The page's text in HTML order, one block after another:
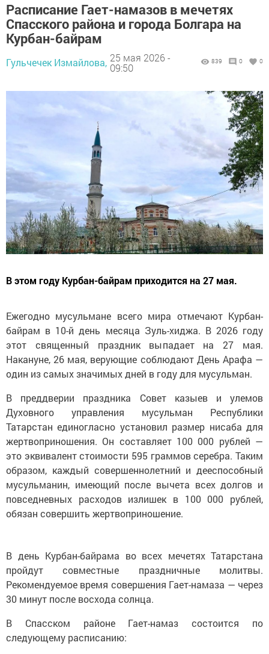
Расписание Гает-намазов в мечетях
Спасского района и города Болгара на
Курбан-байрам
Гульчечек Измайлова, 25 мая 2026 -
09:50
839 0 0
В этом году Курбан-байрам приходится на 27 мая.
Ежегодно мусульмане всего мира отмечают Курбан-
байрам в 10-й день месяца Зуль-хиджа. В 2026 году
этот священный праздник выпадает на 27 мая.
Накануне, 26 мая, верующие соблюдают День Арафа —
один из самых значимых дней в году для мусульман.
В преддверии праздника Совет казыев и улемов
Духовного управления мусульман Республики
Татарстан единогласно установил размер нисаба для
жертвоприношения. Он составляет 100 000 рублей —
это эквивалент стоимости 595 граммов серебра. Таким
образом, каждый совершеннолетний и дееспособный
мусульманин, имеющий после вычета всех долгов и
повседневных расходов излишек в 100 000 рублей,
обязан совершить жертвоприношение.
В день Курбан-байрама во всех мечетях Татарстана
пройдут совместные праздничные молитвы.
Рекомендуемое время совершения Гает-намаза — через
30 минут после восхода солнца.
В Спасском районе Гает-намаз состоится по
следующему расписанию: